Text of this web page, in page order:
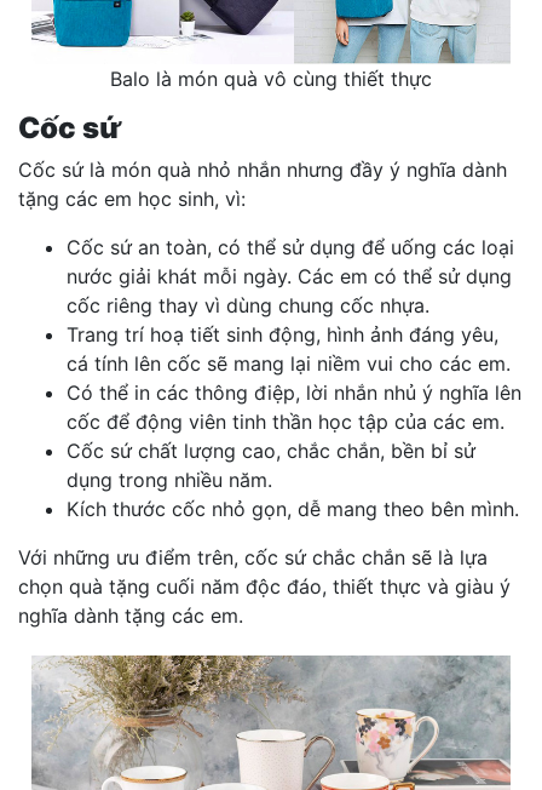
Balo là món quà vô cùng thiết thực
Cốc sứ
Cốc sứ là món quà nhỏ nhắn nhưng đầy ý nghĩa dành
tặng các em học sinh, vì:
Cốc sứ an toàn, có thể sử dụng để uống các loại
nước giải khát mỗi ngày. Các em có thể sử dụng
cốc riêng thay vì dùng chung cốc nhựa.
Trang trí hoạ tiết sinh động, hình ảnh đáng yêu,
cá tính lên cốc sẽ mang lại niềm vui cho các em.
Có thể in các thông điệp, lời nhắn nhủ ý nghĩa lên
cốc để động viên tinh thần học tập của các em.
Cốc sứ chất lượng cao, chắc chắn, bền bỉ sử
dụng trong nhiều năm.
Kích thước cốc nhỏ gọn, dễ mang theo bên mình.
Với những ưu điểm trên, cốc sứ chắc chắn sẽ là lựa
chọn quà tặng cuối năm độc đáo, thiết thực và giàu ý
nghĩa dành tặng các em.